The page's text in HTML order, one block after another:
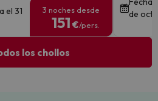
el 31
3 noches desde
151 €/pers.
de
los chollos